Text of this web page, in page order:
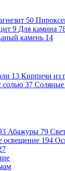
50
9 Для камина
камень 14
13 Кирпичи из
солью 37
Абажуры 79
освещение 194